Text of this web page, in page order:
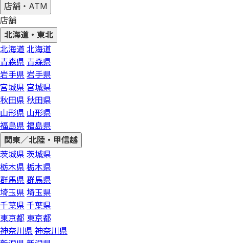
店舗・ATM
店舗
北海道・東北
北海道 北海道
青森県 青森県
岩手県 岩手県
宮城県 宮城県
秋田県 秋田県
山形県 山形県
福島県 福島県
関東／北陸・甲信越
茨城県 茨城県
栃木県 栃木県
群馬県 群馬県
埼玉県 埼玉県
千葉県 千葉県
東京都 東京都
神奈川県 神奈川県